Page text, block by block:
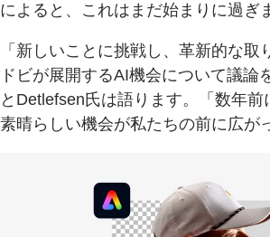
によると、これはまだ始まりに過ぎ
「新しいことに挑戦し、革新的な取
ドビが展開するAI機会について議論
とDetlefsen氏は語ります。「数年前
素晴らしい機会が私たちの前に広が